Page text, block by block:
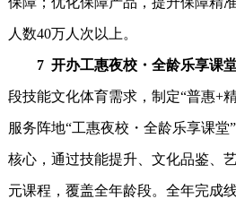
人数40万人次以上。
7 开办工惠夜校・全龄乐享课堂
段技能文化体育需求，制定“普惠+
服务阵地“工惠夜校・全龄乐享课堂
核心，通过技能提升、文化品鉴、
元课程，覆盖全年龄段。全年完成